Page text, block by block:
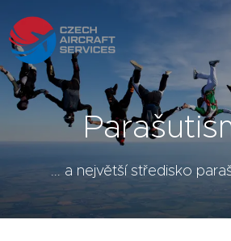
... a největší středisko